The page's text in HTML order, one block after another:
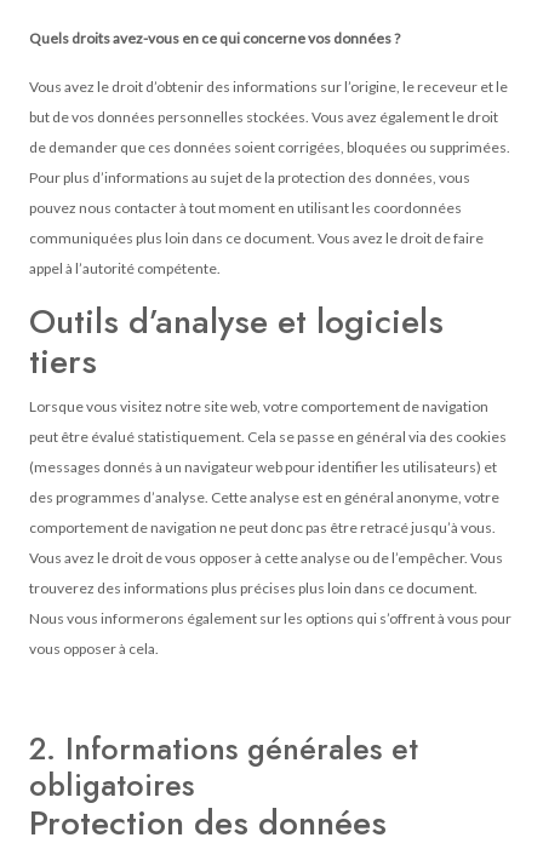
Quels droits avez-vous en ce qui concerne vos données ?
Vous avez le droit d’obtenir des informations sur l’origine, le receveur et le
but de vos données personnelles stockées. Vous avez également le droit
de demander que ces données soient corrigées, bloquées ou supprimées.
Pour plus d’informations au sujet de la protection des données, vous
pouvez nous contacter à tout moment en utilisant les coordonnées
communiquées plus loin dans ce document. Vous avez le droit de faire
appel à l’autorité compétente.
Outils d’analyse et logiciels
tiers
Lorsque vous visitez notre site web, votre comportement de navigation
peut être évalué statistiquement. Cela se passe en général via des cookies
(messages donnés à un navigateur web pour identifier les utilisateurs) et
des programmes d’analyse. Cette analyse est en général anonyme, votre
comportement de navigation ne peut donc pas être retracé jusqu’à vous.
Vous avez le droit de vous opposer à cette analyse ou de l’empêcher. Vous
trouverez des informations plus précises plus loin dans ce document.
Nous vous informerons également sur les options qui s’offrent à vous pour
vous opposer à cela.
2. Informations générales et
obligatoires
Protection des données